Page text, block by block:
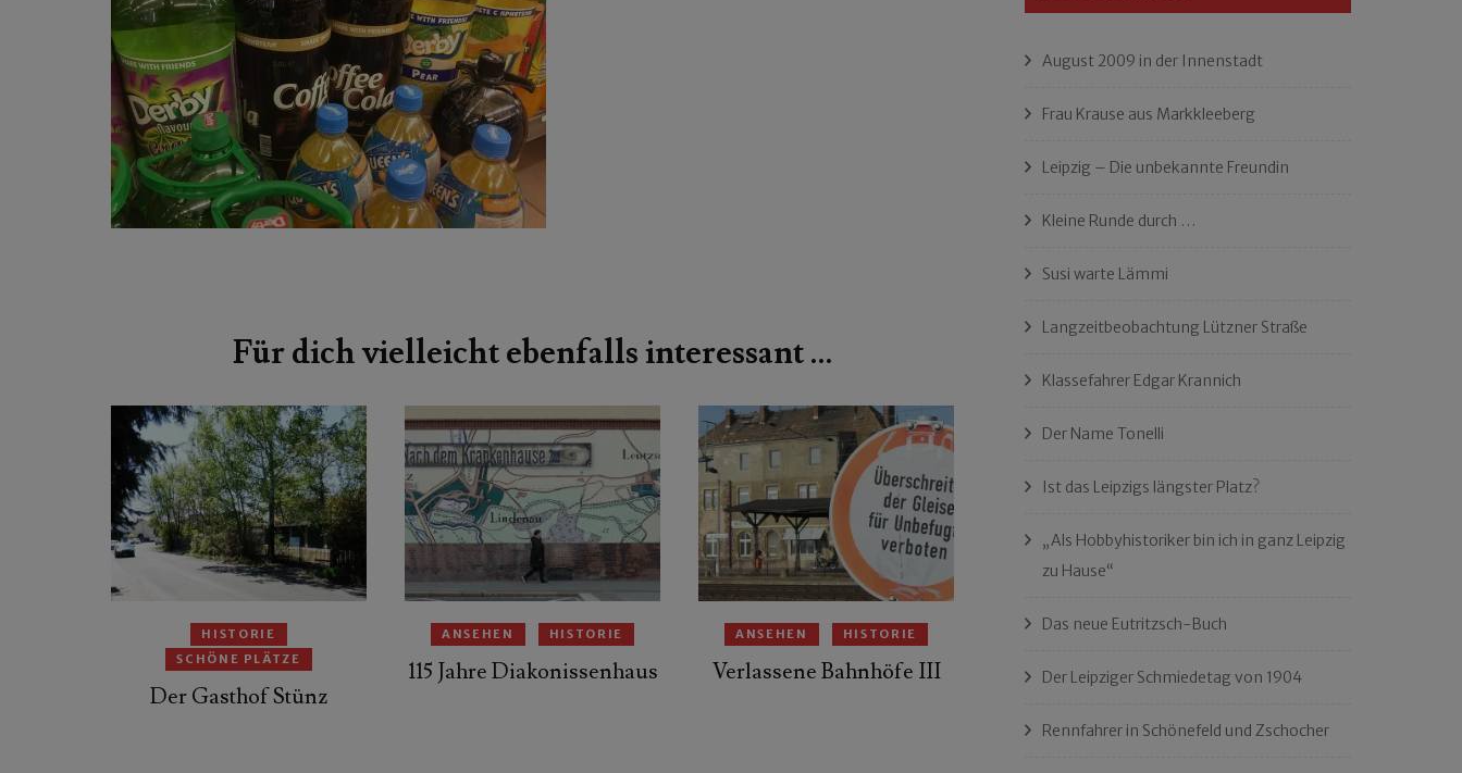
Für dich vielleicht ebenfalls interessant …
HISTORIE
SCHÖNE PLÄTZE
Der Gasthof Stünz
ANSEHEN HISTORIE
115 Jahre Diakonissenhaus
ANSEHEN HISTORIE
Verlassene Bahnhöfe III
August 2009 in der Innenstadt
Frau Krause aus Markkleeberg
Leipzig – Die unbekannte Freundin
Kleine Runde durch …
Susi warte Lämmi
Langzeitbeobachtung Lützner Straße
Klassefahrer Edgar Krannich
Der Name Tonelli
Ist das Leipzigs längster Platz?
„Als Hobbyhistoriker bin ich in ganz Leipzig
zu Hause“
Das neue Eutritzsch-Buch
Der Leipziger Schmiedetag von 1904
Rennfahrer in Schönefeld und Zschocher